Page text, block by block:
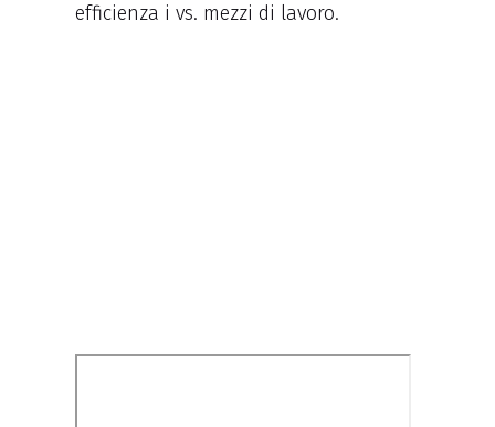
efficienza i vs. mezzi di lavoro.